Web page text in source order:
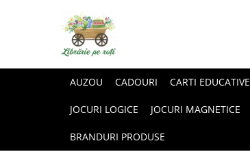
AUZOU CADOURI CARTI EDUCATIVE
JOCURI LOGICE JOCURI MAGNETICE
BRANDURI PRODUSE